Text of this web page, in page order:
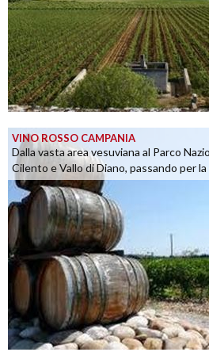
VINO ROSSO CAMPANIA
Dalla vasta area vesuviana al Parco
Cilento e Vallo di Diano, passando per la